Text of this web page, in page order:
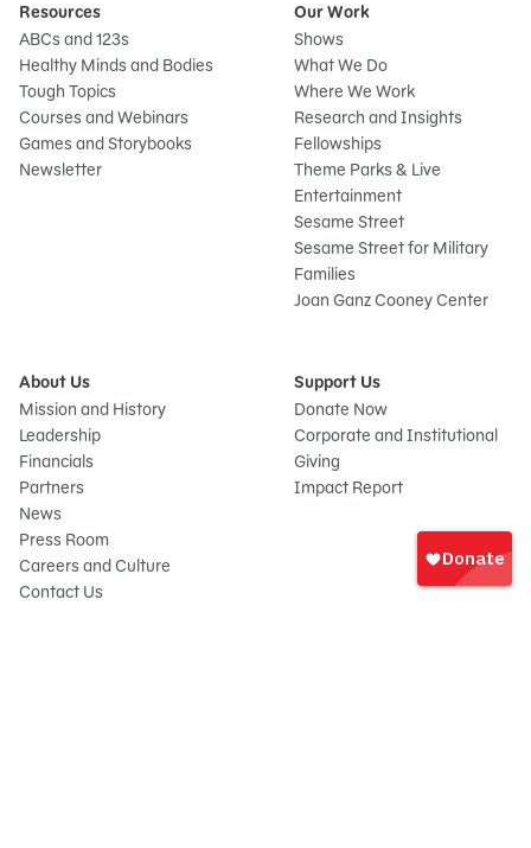
Resources
ABCs and 123s
Healthy Minds and Bodies
Tough Topics
Courses and Webinars
Games and Storybooks
Newsletter
Our Work
Shows
What We Do
Where We Work
Research and Insights
Fellowships
Theme Parks & Live
Entertainment
Sesame Street
Sesame Street for Military
Families
Joan Ganz Cooney Center
About Us
Mission and History
Leadership
Financials
Partners
News
Press Room
Careers and Culture
Contact Us
Support Us
Donate Now
Corporate and Institutional
Giving
Impact Report